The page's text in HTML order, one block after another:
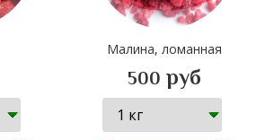
Малина, ломанная
500 руб